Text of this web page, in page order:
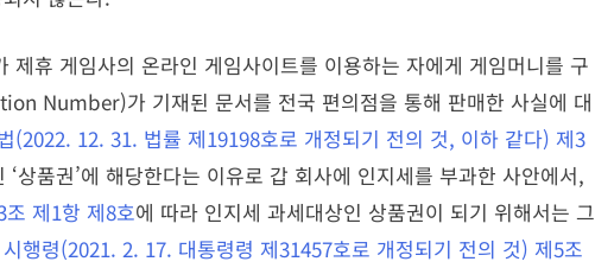
휴 게임사의 온라인 게임사이트를 이용하는 자에게 게임머니를 구
Number)가 기재된 문서를 전국 편의점을 통해 판매한 사실에 대
(2022. 12. 31. 법률 제19198호로 개정되기 전의 것, 이하 같다) 제3
상품권’에 해당한다는 이유로 갑 회사에 인지세를 부과한 사안에서,
제1항 제8호에 따라 인지세 과세대상인 상품권이 되기 위해서는 그
행령(2021. 2. 17. 대통령령 제31457호로 개정되기 전의 것) 제5조